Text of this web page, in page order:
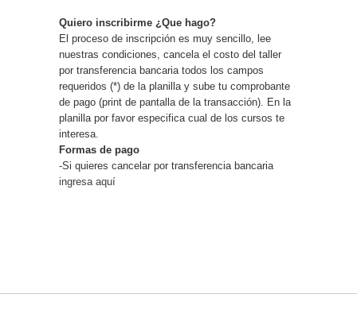
Quiero inscribirme ¿Que hago?
El proceso de inscripción es muy sencillo, lee
nuestras condiciones, cancela el costo del taller
por transferencia bancaria todos los campos
requeridos (*) de la planilla y sube tu comprobante
de pago (print de pantalla de la transacción). En la
planilla por favor especifica cual de los cursos te
interesa.
Formas de pago
-Si quieres cancelar por transferencia bancaria
ingresa aquí